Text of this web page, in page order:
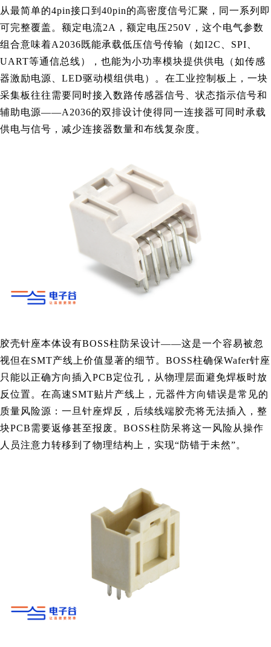
从最简单的4pin接口到40pin的高密度信号汇聚，同一系列即
可完整覆盖。额定电流2A，额定电压250V，这个电气参数
组合意味着A2036既能承载低压信号传输（如I2C、SPI、
UART等通信总线），也能为小功率模块提供供电（如传感
器激励电源、LED驱动模组供电）。在工业控制板上，一块
采集板往往需要同时接入数路传感器信号、状态指示信号和
辅助电源——A2036的双排设计使得同一连接器可同时承载
供电与信号，减少连接器数量和布线复杂度。
胶壳针座本体设有BOSS柱防呆设计——这是一个容易被忽
视但在SMT产线上价值显著的细节。BOSS柱确保Wafer针座
只能以正确方向插入PCB定位孔，从物理层面避免焊板时放
反位置。在高速SMT贴片产线上，元器件方向错误是常见的
质量风险源：一旦针座焊反，后续线端胶壳将无法插入，整
块PCB需要返修甚至报废。BOSS柱防呆将这一风险从操作
人员注意力转移到了物理结构上，实现“防错于未然”。